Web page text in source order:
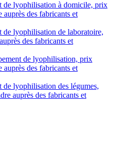
de lyophilisation à domicile, prix
auprès des fabricants et
de lyophilisation de laboratoire,
des fabricants et
de lyophilisation, prix
auprès des fabricants et
de lyophilisation des légumes,
auprès des fabricants et